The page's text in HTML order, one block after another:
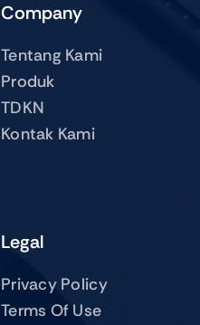
Company
Tentang Kami
Produk
TDKN
Kontak Kami
Legal
Privacy Policy
Terms Of Use